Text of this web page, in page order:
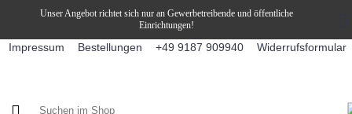
Unser Angebot richtet sich nur an Gewerbetreibende und öffentliche
Einrichtungen!
Impressum Bestellungen +49 9187 909940 Widerrufsformular